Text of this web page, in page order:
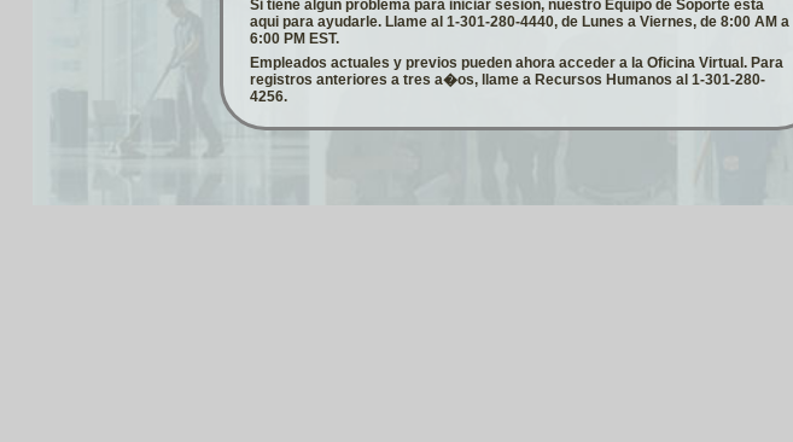
Si tiene algun problema para iniciar sesion, nuestro Equipo de Soporte esta
aqui para ayudarle. Llame al 1-301-280-4440, de Lunes a Viernes, de 8:00 AM a
6:00 PM EST.
Empleados actuales y previos pueden ahora acceder a la Oficina Virtual. Para
registros anteriores a tres a�os, llame a Recursos Humanos al 1-301-280-
4256.